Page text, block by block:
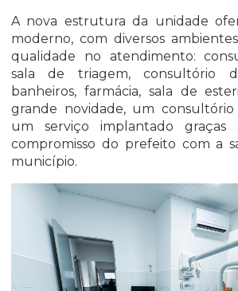
A nova estrutura da unidade
moderno, com diversos
qualidade no atendimento:
sala de triagem, consultório
banheiros, farmácia, sala de
grande novidade, um
um serviço implantado
compromisso do prefeito com a
município.